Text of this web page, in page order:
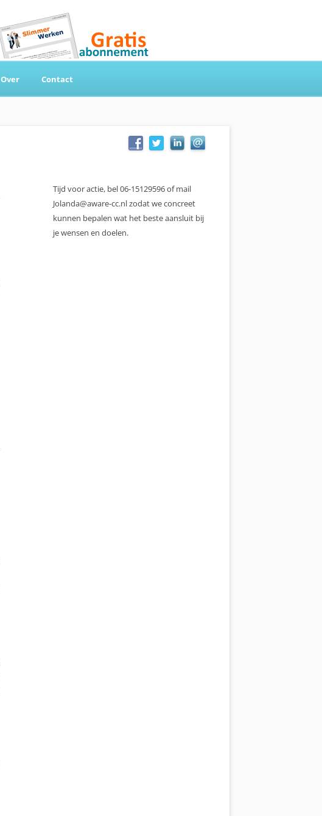
Over Contact
Tijd voor actie, bel 06-15129596 of mail
Jolanda@aware-cc.nl zodat we concreet
kunnen bepalen wat het beste aansluit bij
je wensen en doelen.